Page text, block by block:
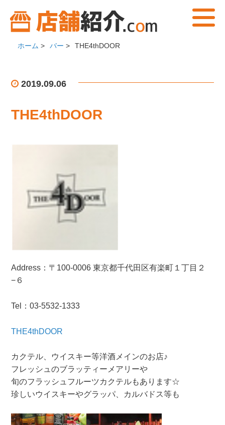
ホーム > バー > THE4thDOOR
2019.09.06
THE4thDOOR
Address ： 〒100-0006 東京都千代田区有楽町１丁目２
−６
Tel ：03-5532-1333
THE4thDOOR
カクテル、ウイスキー等洋酒メインのお店♪
フレッシュのブラッティーメアリーや
旬のフラッシュフルーツカクテルもあります☆
珍しいウイスキーやグラッパ、カルバドス等も